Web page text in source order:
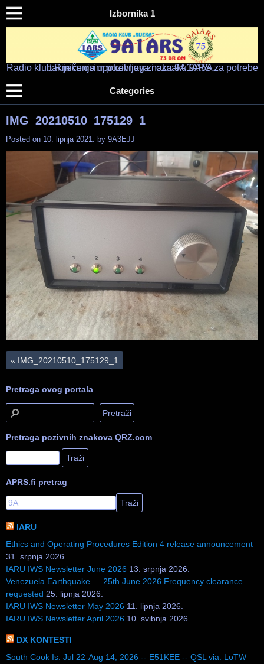
Izbornika 1
Radio klub "RIJEKA" – 9A1ARS – 9A5A
HAM RADIO KLUB RIJEKA
Radio klub Rijeka osim pozivnog znaka 9A1ARS za potrebe takmičenja upotrebljava i oznaku 9A5A.
Categories
IMG_20210510_175129_1
Posted on 10. lipnja 2021. by 9A3EJJ
« IMG_20210510_175129_1
Pretraga ovog portala
Pretraga pozivnih znakova QRZ.com
APRS.fi pretrag
IARU
Ethics and Operating Procedures Edition 4 release announcement
31. srpnja 2026.
IARU IWS Newsletter June 2026 13. srpnja 2026.
Venezuela Earthquake — 25th June 2026 Frequency clearance
requested 25. lipnja 2026.
IARU IWS Newsletter May 2026 11. lipnja 2026.
IARU IWS Newsletter April 2026 10. svibnja 2026.
DX KONTESTI
South Cook Is: Jul 22-Aug 14, 2026 -- E51KEE -- QSL via: LoTW